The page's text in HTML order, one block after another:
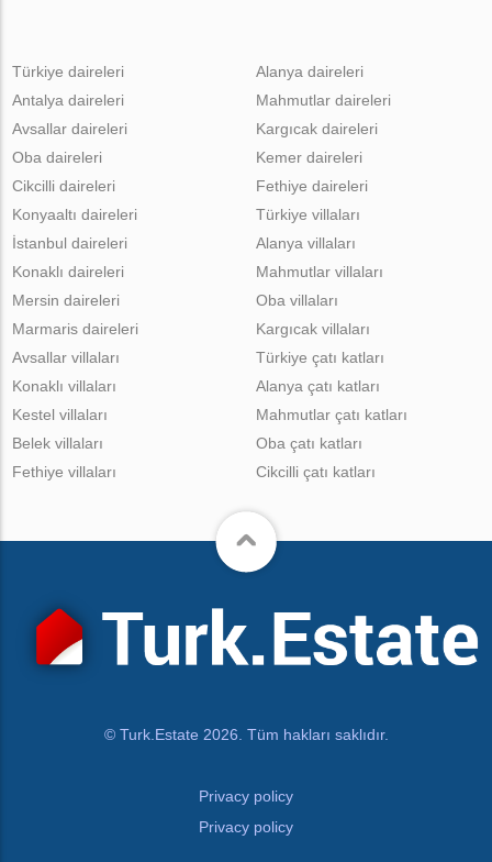
Türkiye daireleri
Antalya daireleri
Avsallar daireleri
Oba daireleri
Cikcilli daireleri
Alanya daireleri
Mahmutlar daireleri
Kargıcak daireleri
Kemer daireleri
Fethiye daireleri
Konyaaltı daireleri
İstanbul daireleri
Konaklı daireleri
Mersin daireleri
Marmaris daireleri
Türkiye villaları
Alanya villaları
Mahmutlar villaları
Oba villaları
Kargıcak villaları
Avsallar villaları
Konaklı villaları
Kestel villaları
Belek villaları
Fethiye villaları
Türkiye çatı katları
Alanya çatı katları
Mahmutlar çatı katları
Oba çatı katları
Cikcilli çatı katları
© Turk.Estate 2026. Tüm hakları saklıdır.
Privacy policy
Privacy policy